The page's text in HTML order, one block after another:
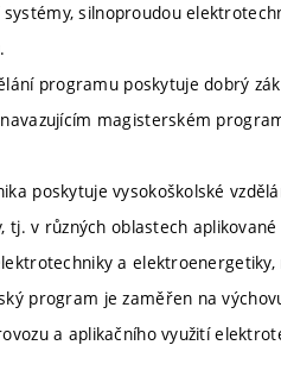
silnoproudou
programu poskytuje dobrý
magisterském
poskytuje vysokoškolské
v různých oblastech
a
program je zaměřen na
a aplikačního využití